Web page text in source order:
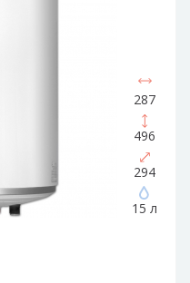
287
496
294
15 л